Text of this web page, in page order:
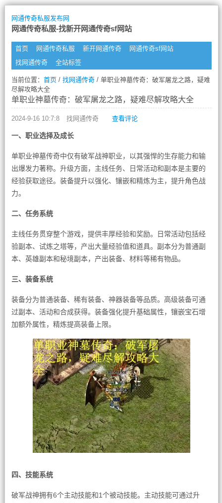
网通传奇私服发布网
网通传奇私服-找新开网通传奇sf网站
首页 网通传奇私服 新开网通传奇
网通传奇sf网站
找网通传奇
全站标签
当前位置： 首页/ 找网通传奇/ 单职业神墓传奇：破军屠龙之路，疑难
尽解攻略大全
单职业神墓传奇：破军屠龙之路，疑难尽解攻略大全
2024-9-16 10:7:8 找网通传奇 查看评论
一、职业选择及成长
单职业神墓传奇中仅有破军战神职业，以其强悍的生存能力和输
出爆发力著称。升级方面，主线任务、日常活动和副本是主要的
经验获取途径。装备提升以强化、镶嵌和精炼为主，提升角色战
力。
二、任务系统
主线任务贯穿整个游戏，提供丰厚经验和奖励。日常活动包括经
验副本、试炼之塔等，产出大量经验值和道具。副本分为普通副
本、英雄副本和秘境副本，产出装备、材料等稀有物品。
三、装备系统
装备分为普通装备、稀有装备、神器装备等品质。高级装备可通
过副本、活动和合成获得。装备强化提升基础属性，镶嵌宝石增
加额外属性，精炼提高装备上限。
四、技能系统
破军战神拥有6个主动技能和1个被动技能。主动技能可通过升